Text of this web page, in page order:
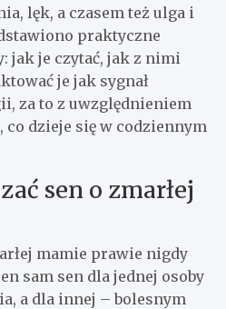
lęk, a czasem też ulga i
praktyczne
jak je czytać, jak z nimi
je jak sygnał
za to z uwzględnieniem
dzieje się w codziennym
sen o zmarłej
mamie prawie nigdy
sam sen dla jednej osoby
a dla innej – bolesnym